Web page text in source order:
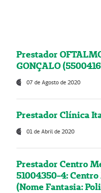
Prestador
GONÇALO
07 de Agosto de 2020
Prestador Clínica
01 de Abril de 2020
Prestador Centro
51004350-4:
(Nome Fantasia: